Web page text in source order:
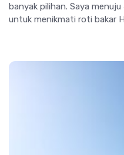
banyak pilihan. Saya
untuk menikmati roti bakar